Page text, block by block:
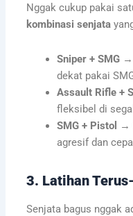
Nggak cukup pakai
kombinasi senjata
Sniper + SMG→
dekat pakai
Assault Rifle +
fleksibel di
SMG + Pistol
→
agresif dan
3. Latihan
Senjata bagus nggak